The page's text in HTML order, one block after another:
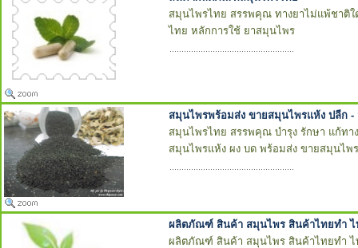
สมุนไพรไทย สรรพคุณ ทางยาไม่แพ้ชาติ
ไทย หลักการใช้ ยาสมุนไพร
สมุนไพรพร้อมส่ง ขายสมุนไพรแห้ง ปลีก -
สมุนไพรไทย สรรพคุณ บำรุง รักษา แก้ทา
สมุนไพรแห้ง ผง บด พร้อมส่ง ขายสมุนไพ
ผลิตภัณฑ์ สินค้า สมุนไพร สินค้าไทยทำ ไ
ผลิตภัณฑ์ สินค้า สมุนไพร สินค้าไทยทำ ไ